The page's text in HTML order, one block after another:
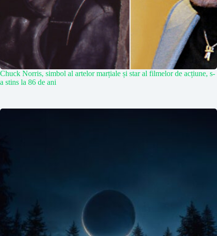
Chuck Norris, simbol al artelor marțiale și star al filmelor de acțiune, s-
a stins la 86 de ani